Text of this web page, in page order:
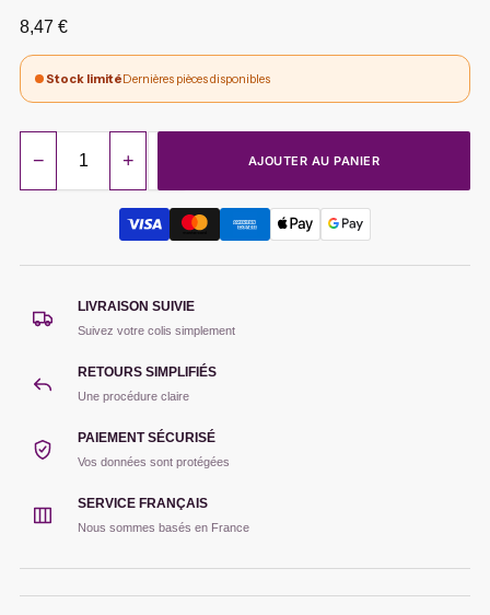
8,47 €
Stock limitéDernières pièces disponibles
− + AJOUTER AU PANIER
LIVRAISON SUIVIE
Suivez votre colis simplement
RETOURS SIMPLIFIÉS
Une procédure claire
PAIEMENT SÉCURISÉ
Vos données sont protégées
SERVICE FRANÇAIS
Nous sommes basés en France